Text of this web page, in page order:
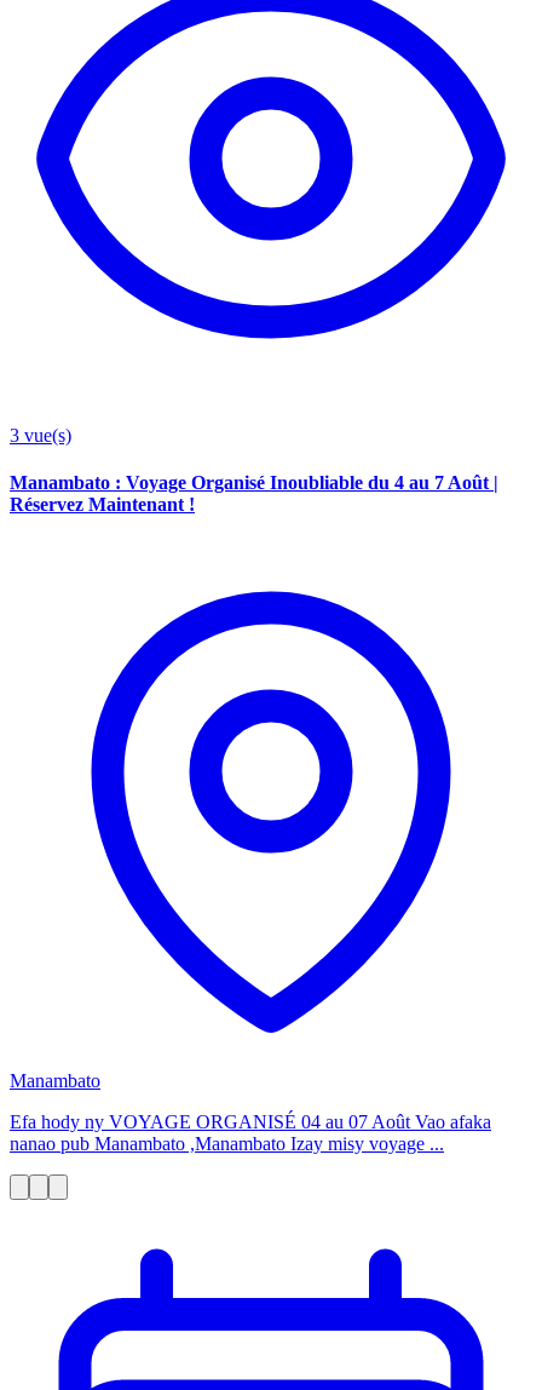
3 vue(s)
Manambato : Voyage Organisé Inoubliable du 4 au 7 Août |
Réservez Maintenant !
Manambato
Efa hody ny VOYAGE ORGANISÉ 04 au 07 Août Vao afaka
nanao pub Manambato ,Manambato Izay misy voyage ...